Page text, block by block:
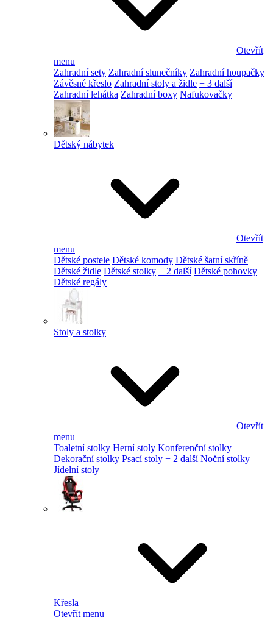
Otevřít
menu
Zahradní sety Zahradní slunečníky Zahradní houpačky
Závěsné křeslo Zahradní stoly a židle + 3 další
Zahradní lehátka Zahradní boxy Nafukovačky
Dětský nábytek
Otevřít
menu
Dětské postele Dětské komody Dětské šatní skříně
Dětské židle Dětské stolky + 2 další Dětské pohovky
Dětské regály
Stoly a stolky
Otevřít
menu
Toaletní stolky Herní stoly Konferenční stolky
Dekorační stolky Psací stoly + 2 další Noční stolky
Jídelní stoly
Křesla
Otevřít menu